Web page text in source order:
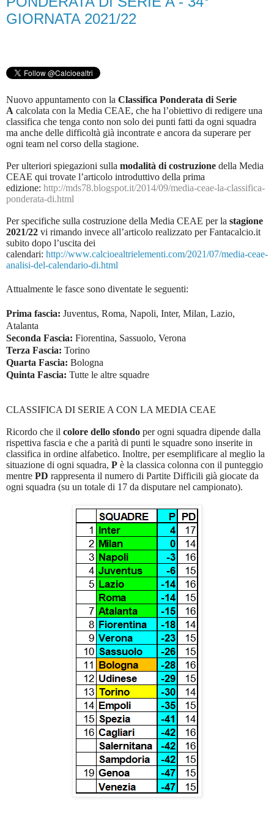
GIORNATA 2021/22
Nuovo appuntamento con la Classifica Ponderata di Serie
A calcolata con la Media CEAE, che ha l’obiettivo di redigere una
classifica che tenga conto non solo dei punti fatti da ogni squadra
ma anche delle difficoltà già incontrate e ancora da superare per
ogni team nel corso della stagione.
Per ulteriori spiegazioni sulla modalità di costruzione della Media
CEAE qui trovate l’articolo introduttivo della prima
edizione: http://mds78.blogspot.it/2014/09/media-ceae-la-classifica-
ponderata-di.html
Per specifiche sulla costruzione della Media CEAE per la stagione
2021/22 vi rimando invece all’articolo realizzato per Fantacalcio.it
subito dopo l’uscita dei
calendari: http://www.calcioealtrielementi.com/2021/07/media-ceae-
analisi-del-calendario-di.html
Attualmente le fasce sono diventate le seguenti:
Prima fascia: Juventus, Roma, Napoli, Inter, Milan, Lazio,
Atalanta
Seconda Fascia: Fiorentina, Sassuolo, Verona
Terza Fascia: Torino
Quarta Fascia: Bologna
Quinta Fascia: Tutte le altre squadre
CLASSIFICA DI SERIE A CON LA MEDIA CEAE
Ricordo che il colore dello sfondo per ogni squadra dipende dalla
rispettiva fascia e che a parità di punti le squadre sono inserite in
classifica in ordine alfabetico. Inoltre, per esemplificare al meglio la
situazione di ogni squadra, P è la classica colonna con il punteggio
mentre PD rappresenta il numero di Partite Difficili già giocate da
ogni squadra (su un totale di 17 da disputare nel campionato).